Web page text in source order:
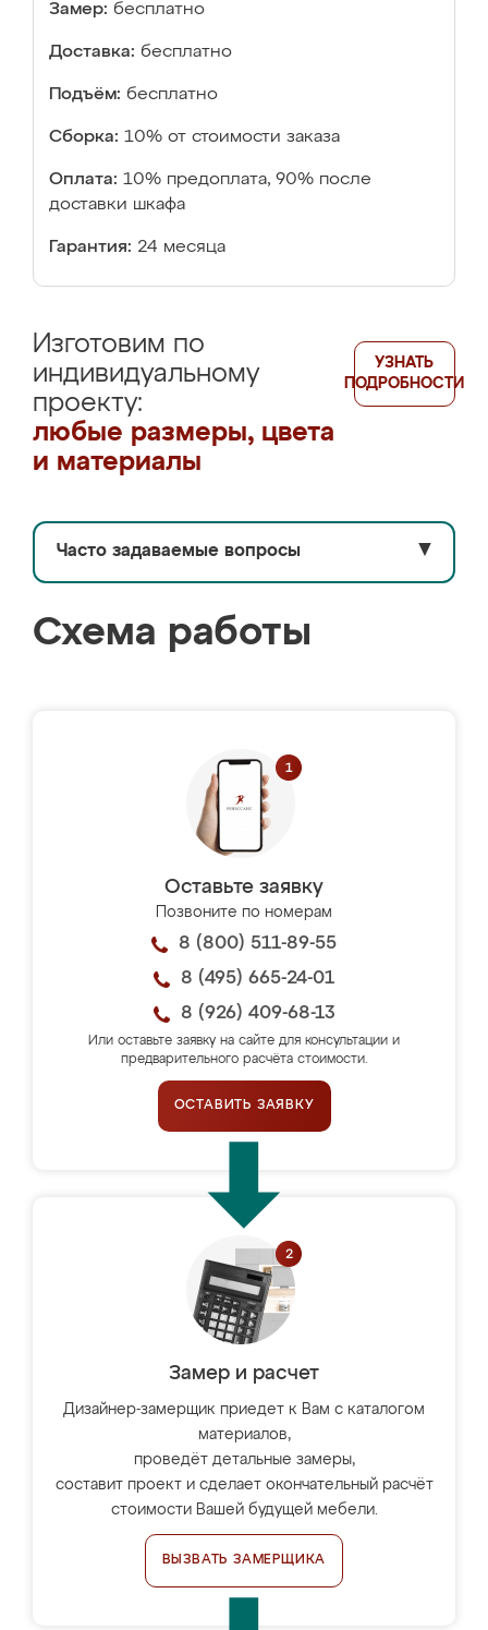
Замер: бесплатно
Доставка: бесплатно
Подъём: бесплатно
Сборка: 10% от стоимости заказа
Оплата: 10% предоплата, 90% после
доставки шкафа
Гарантия: 24 месяца
Изготовим по
индивидуальному
проекту:
любые размеры, цвета
и материалы
УЗНАТЬ
ПОДРОБНОСТИ
Часто задаваемые вопросы ▼
Схема работы
Оставьте заявку
Позвоните по номерам
8 (800) 511-89-55
8 (495) 665-24-01
8 (926) 409-68-13
Или оставьте заявку на сайте для консультации и
предварительного расчёта стоимости.
ОСТАВИТЬ ЗАЯВКУ
Замер и расчет
Дизайнер-замерщик приедет к Вам с каталогом
материалов,
проведёт детальные замеры,
составит проект и сделает окончательный расчёт
стоимости Вашей будущей мебели.
ВЫЗВАТЬ ЗАМЕРЩИКА